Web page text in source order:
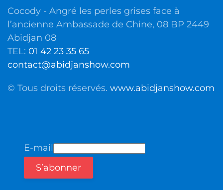
Cocody - Angré les perles grises face à
l’ancienne Ambassade de Chine, 08 BP 2449
Abidjan 08
TEL: 01 42 23 35 65
contact@abidjanshow.com
© Tous droits réservés. www.abidjanshow.com
E-mail
S’abonner